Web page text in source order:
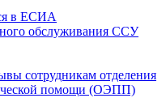
в ЕСИА
обслуживания ССУ
сотрудникам отделения
помощи (ОЭПП)